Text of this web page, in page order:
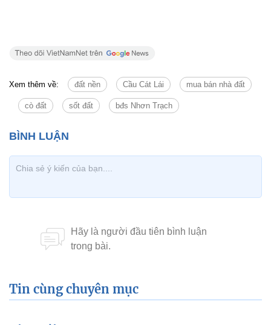
Xem thêm về: đất nền Cầu Cát Lái mua bán nhà đất
cò đất sốt đất bđs Nhơn Trạch
Tin cùng chuyên mục